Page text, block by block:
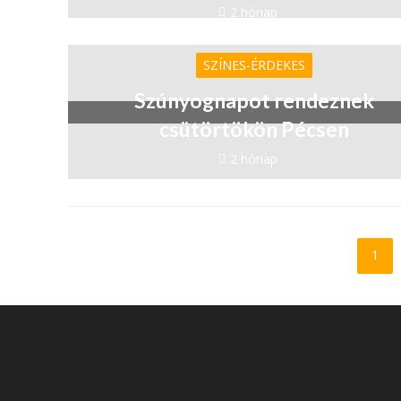
2 hónap
SZÍNES-ÉRDEKES
Szúnyognapot rendeznek
csütörtökön Pécsen
2 hónap
1